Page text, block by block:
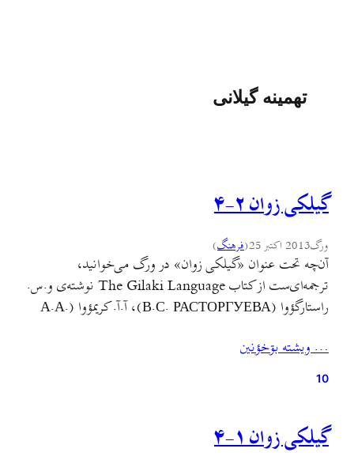
تهمینه گیلانی
گیلکی زوان ۲-۴
ورگ2013 اکتبر 25 (فرهنگ)
آن‌چه تحت عنوان «گیلکی زوان» در ورگ می‌خوانید،
ترجمه‌ای‌ست از کتاب The Gilaki Language نوشته‌ی و.س.
راستارگؤوا (В.С. РАСТОРГУЕВА)، آ.آ. کریمؤوا (А.А.
… ويشته بۊخؤنين
10
گیلکی زوان ۱-۴